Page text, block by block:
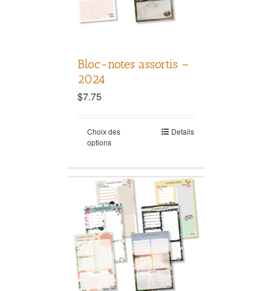
Bloc-notes assortis –
2024
$7.75
Choix des
options
Details